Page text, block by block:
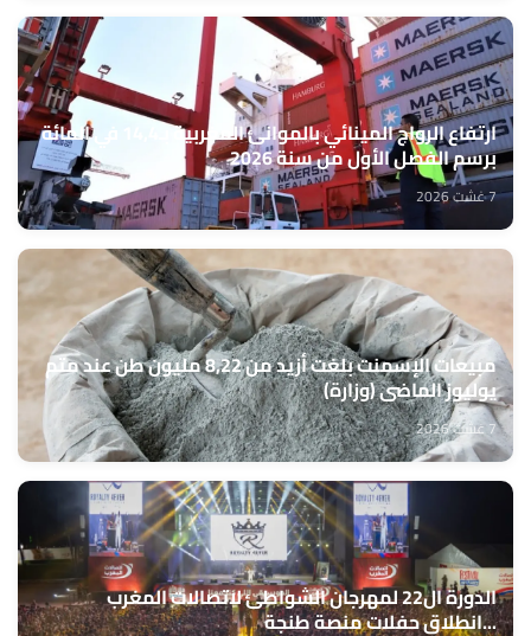
ارتفاع الرواج المينائي بالموانئ المغربية بـ14,4 في المائة
برسم الفصل الأول من سنة 2026
7 غشت 2026
مبيعات الإسمنت بلغت أزيد من 8,22 مليون طن عند متم
يوليوز الماضي (وزارة)
7 غشت 2026
الدورة ال22 لمهرجان الشواطئ لاتصالات المغرب
...انطلاق حفلات منصة طنجة